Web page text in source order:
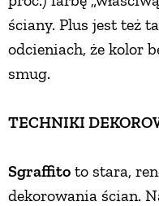
ściany. Plus jest też
odcieniach, że kolor
smug.
TECHNIKI
Sgraffito to stara,
dekorowania ścian.